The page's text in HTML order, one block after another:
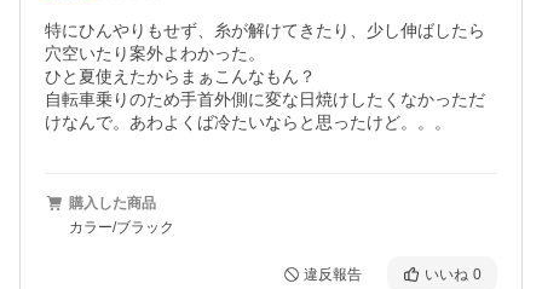
特にひんやりもせず、糸が解けてきたり、少し伸ばしたら
穴空いたり案外よわかった。
ひと夏使えたからまぁこんなもん？
自転車乗りのため手首外側に変な日焼けしたくなかっただ
けなんで。あわよくば冷たいならと思ったけど。。。
購入した商品
カラー/ブラック
違反報告 いいね 0